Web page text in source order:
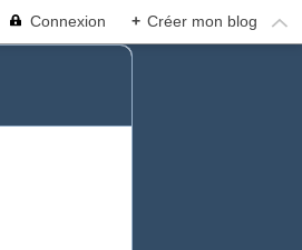
Connexion + Créer mon blog